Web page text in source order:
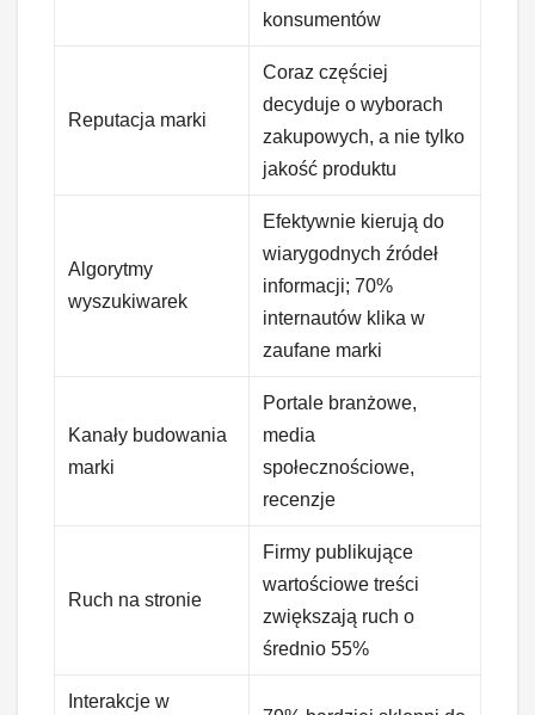
konsumentów
Reputacja marki
Coraz częściej
decyduje o wyborach
zakupowych, a nie tylko
jakość produktu
Algorytmy
wyszukiwarek
Efektywnie kierują do
wiarygodnych źródeł
informacji; 70%
internautów klika w
zaufane marki
Kanały budowania
marki
Portale branżowe,
media
społecznościowe,
recenzje
Ruch na stronie
Firmy publikujące
wartościowe treści
zwiększają ruch o
średnio 55%
Interakcje w